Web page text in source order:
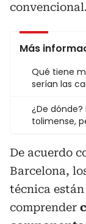
convencional.
Más
Qué tiene
serían las
¿De
tolimense,
De acuerdo
Barcelona,
técnica
comprender